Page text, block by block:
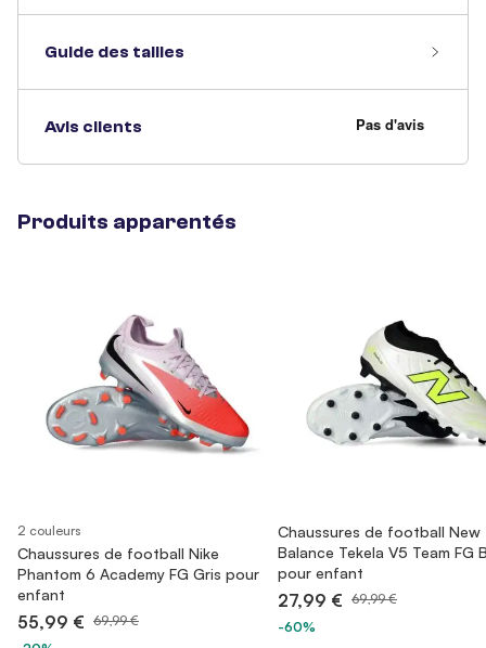
Guide des tailles
Avis clients
Produits apparentés
2 couleurs
Chaussures de football Nike
Phantom 6 Academy FG Gris pour
enfant
55,99 € 69,99 €
Chaussures de football New
Balance Tekela V5 Team FG
pour enfant
27,99 € 69,99 €
-60%